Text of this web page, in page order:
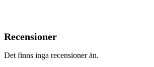
Recensioner
Det finns inga recensioner än.